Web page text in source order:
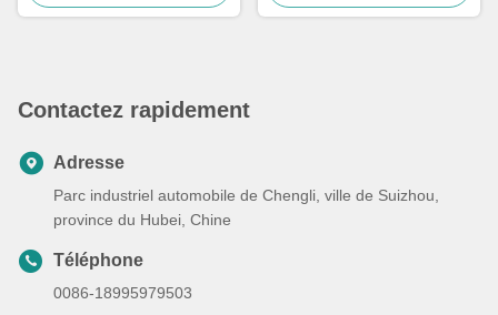
neige
Contactez rapidement
Adresse
Parc industriel automobile de Chengli, ville de Suizhou,
province du Hubei, Chine
Téléphone
0086-18995979503